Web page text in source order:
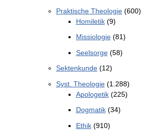
Praktische Theologie(600)
Homiletik(9)
Missiologie(81)
Seelsorge(58)
Sektenkunde(12)
Syst. Theologie(1.288)
Apologetik(225)
Dogmatik(34)
Ethik(910)